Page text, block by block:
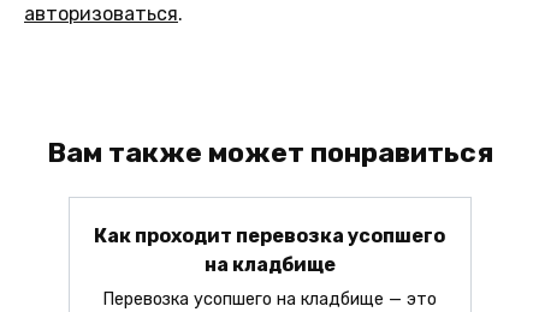
авторизоваться.
Вам также может понравиться
Как проходит перевозка усопшего
на кладбище
Перевозка усопшего на кладбище — это